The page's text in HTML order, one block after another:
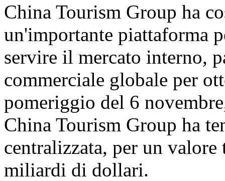
China Tourism Group ha
un'importante piattaforma
servire il mercato interno,
commerciale globale per
pomeriggio del 6
China Tourism Group ha
centralizzata, per un
miliardi di dollari.